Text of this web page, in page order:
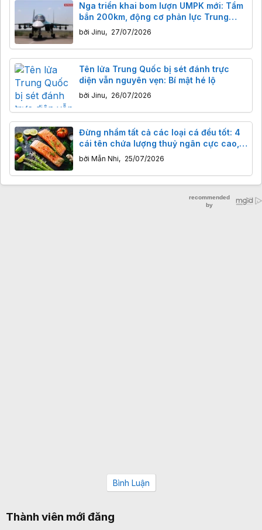
Nga triển khai bom lượn UMPK mới: Tầm
bắn 200km, động cơ phản lực Trung
Quốc
bởi Jinu, 27/07/2026
Tên lửa Trung Quốc bị sét đánh trực
diện vẫn nguyên vẹn: Bí mật hé lộ
bởi Jinu, 26/07/2026
Đừng nhầm tất cả các loại cá đều tốt: 4
cái tên chứa lượng thuỷ ngân cực cao,
ăn nhiều dễ rước độc vào người
bởi Mẫn Nhi, 25/07/2026
Bình Luận
Thành viên mới đăng